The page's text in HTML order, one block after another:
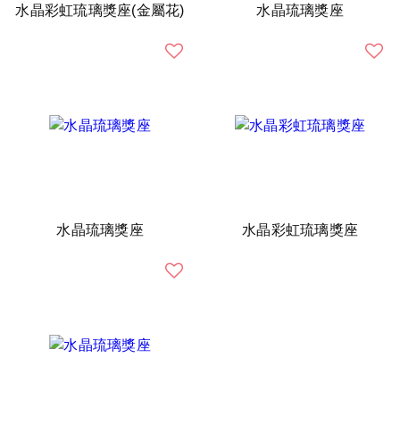
水晶彩虹琉璃獎座(金屬花) 水晶琉璃獎座
水晶琉璃獎座 水晶彩虹琉璃獎座